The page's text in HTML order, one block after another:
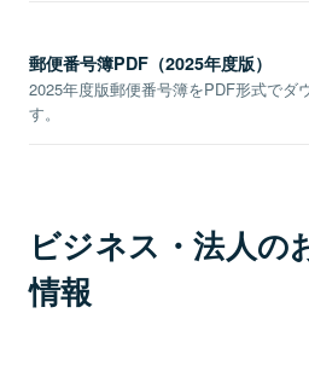
郵便番号簿PDF（2025年度版）
2025年度版郵便番号簿をPDF形式でダ
す。
ビジネス・法人の
情報